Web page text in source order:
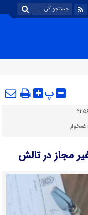
پ
:غمخوار
مجاز در تالش